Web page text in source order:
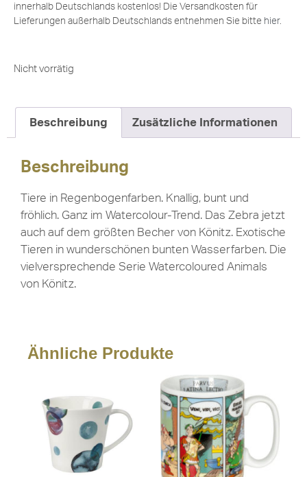
innerhalb Deutschlands kostenlos! Die Versandkosten für
Lieferungen außerhalb Deutschlands entnehmen Sie bitte hier.
Nicht vorrätig
Beschreibung Zusätzliche Informationen
Beschreibung
Tiere in Regenbogenfarben. Knallig, bunt und
fröhlich. Ganz im Watercolour-Trend. Das Zebra jetzt
auch auf dem größten Becher von Könitz. Exotische
Tieren in wunderschönen bunten Wasserfarben. Die
vielversprechende Serie Watercoloured Animals
von Könitz.
Ähnliche Produkte